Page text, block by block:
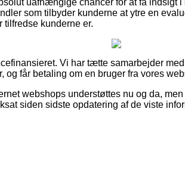
som tilbyder kunderne at ytre en
tilfredse kunderne er.
Vi har tætte samarbejder
og får betaling om en bruger fra vores
webshops understøttes nu og da,
siden sidste opdatering af de viste